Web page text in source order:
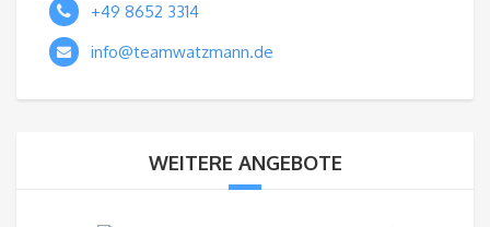
+49 8652 3314
info@teamwatzmann.de
WEITERE ANGEBOTE